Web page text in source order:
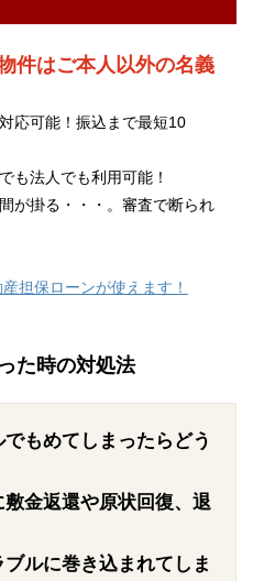
件はご本人以外の名義
応可能！振込まで最短10
も法人でも利用可能！
が掛る・・・。審査で断られ
担保ローンが使えます！
た時の対処法
もめてしまったらどう
金返還や原状回復、退
ルに巻き込まれてしま